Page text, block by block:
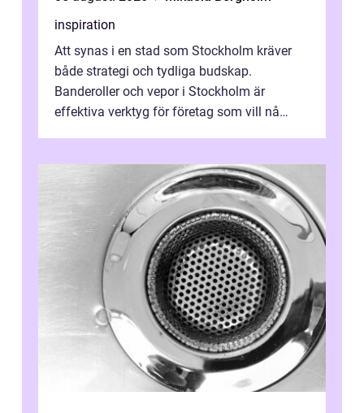
inspiration
Att synas i en stad som Stockholm kräver
både strategi och tydliga budskap.
Banderoller och vepor i Stockholm är
effektiva verktyg för företag som vill nå